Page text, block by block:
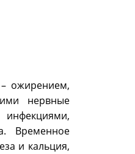
ожирением,
нервные
Временное
и кальция,